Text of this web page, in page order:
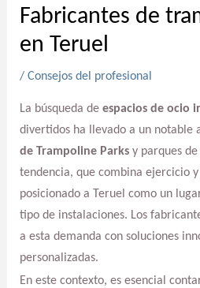
Fabricantes de
en Teruel
/ Consejos del profesional
La búsqueda de espacios de ocio
divertidos ha llevado a un notable
de Trampoline Parksy parques de
tendencia, que combina ejercicio
posicionado a Teruel como un
tipo de instalaciones. Los
a esta demanda con soluciones
personalizadas.
En este contexto, es esencial